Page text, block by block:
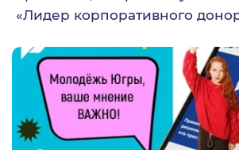
«Лидер корпоративного